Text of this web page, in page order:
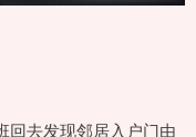
回去发现邻居入户门由